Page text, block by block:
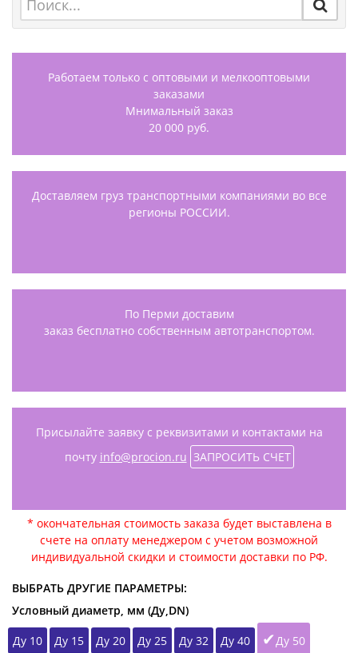
Работаем только с оптовыми и мелкооптовыми
заказами
Мнимальный заказ
20 000 руб.
Доставляем груз транспортными компаниями во все
регионы РОССИИ.
По Перми доставим
заказ бесплатно собственным автотранспортом.
Присылайте заявку с реквизитами и контактами на
почту info@procion.ru ЗАПРОСИТЬ СЧЕТ
* окончательная стоимость заказа будет выставлена в
счете на оплату менеджером с учетом возможной
индивидуальной скидки и стоимости доставки по РФ.
ВЫБРАТЬ ДРУГИЕ ПАРАМЕТРЫ:
Условный диаметр, мм (Ду,DN)
Ду 10
Ду 15 Ду 20 Ду 25 Ду 32 Ду 40 Ду 50